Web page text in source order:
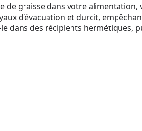
de graisse dans votre alimentation,
d’évacuation et durcit,
dans des récipients hermétiques,